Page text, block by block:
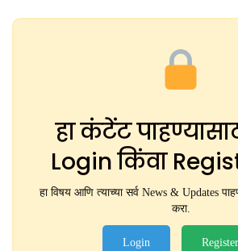
हा कंटेंट
Login किंवा
हा विषय आणि त्याच्या सर्व News & Updates
करा.
Login Register